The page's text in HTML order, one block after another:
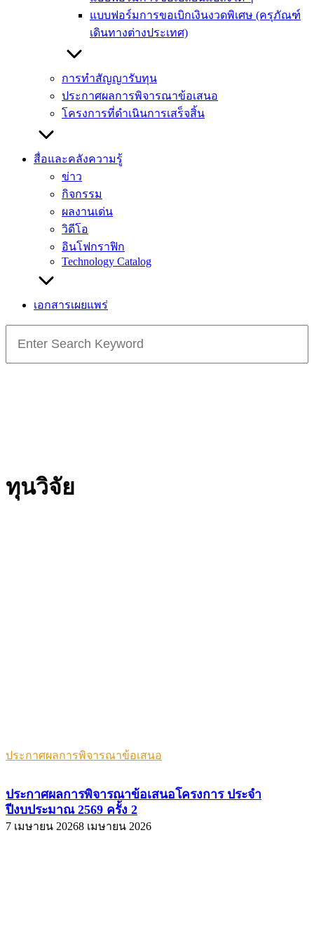
แบบฟอร์มการขอเบิกเงินงวดพิเศษ (ครุภัณฑ์
เดินทางต่างประเทศ)
การทำสัญญารับทุน
ประกาศผลการพิจารณาข้อเสนอ
โครงการที่ดำเนินการเสร็จสิ้น
สื่อและคลังความรู้
ข่าว
กิจกรรม
ผลงานเด่น
วิดีโอ
อินโฟกราฟิก
Technology Catalog
เอกสารเผยแพร่
for:
ทุนวิจัย
ประกาศผลการพิจารณาข้อเสนอ
ประกาศผลการพิจารณาข้อเสนอโครงการ ประจำ
ปีงบประมาณ 2569 ครั้ง 2
7 เมษายน 20268 เมษายน 2026